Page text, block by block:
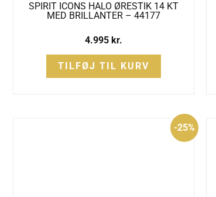
SPIRIT ICONS HALO ØRESTIK 14 KT
MED BRILLANTER – 44177
4.995 kr.
TILFØJ TIL KURV
-25%
aktuelle